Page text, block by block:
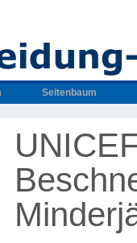
Seitenbaum